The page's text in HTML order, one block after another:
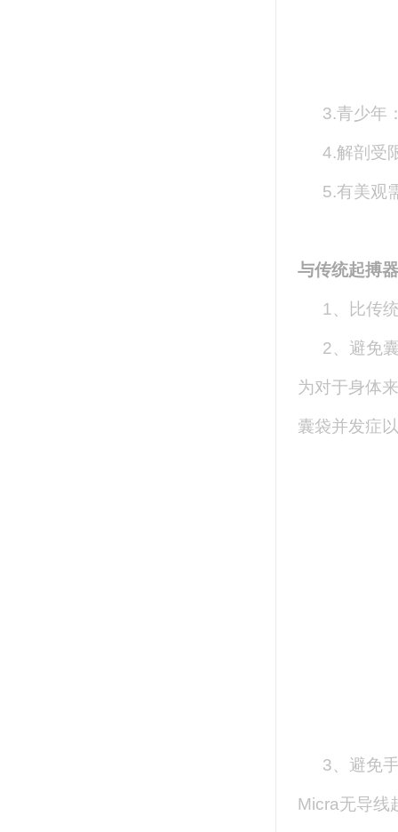
3.青少年
4.解剖受
5.有美观
与传统起搏
1、比传
2、避免
为对于身体
囊袋并发症
3、避免
Micra无导线